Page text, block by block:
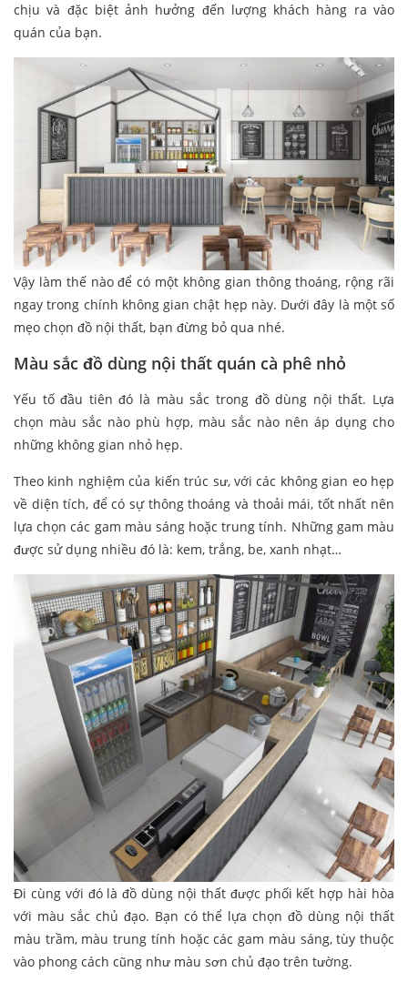
chịu và đặc biệt ảnh hưởng đến lượng khách hàng ra vào
quán của bạn.
Vậy làm thế nào để có một không gian thông thoáng, rộng rãi
ngay trong chính không gian chật hẹp này. Dưới đây là một số
mẹo chọn đồ nội thất, bạn đừng bỏ qua nhé.
Màu sắc đồ dùng nội thất quán cà phê nhỏ
Yếu tố đầu tiên đó là màu sắc trong đồ dùng nội thất. Lựa
chọn màu sắc nào phù hợp, màu sắc nào nên áp dụng cho
những không gian nhỏ hẹp.
Theo kinh nghiệm của kiến trúc sư, với các không gian eo hẹp
về diện tích, để có sự thông thoáng và thoải mái, tốt nhất nên
lựa chọn các gam màu sáng hoặc trung tính. Những gam màu
được sử dụng nhiều đó là: kem, trắng, be, xanh nhạt…
Đi cùng với đó là đồ dùng nội thất được phối kết hợp hài hòa
với màu sắc chủ đạo. Bạn có thể lựa chọn đồ dùng nội thất
màu trầm, màu trung tính hoặc các gam màu sáng, tùy thuộc
vào phong cách cũng như màu sơn chủ đạo trên tường.